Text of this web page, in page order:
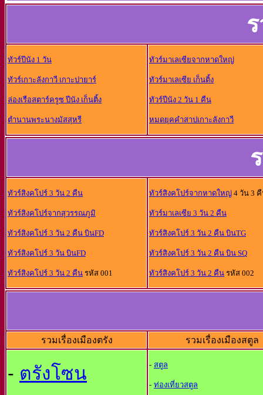
ทัวร์ปีนัง 1 วัน
ทัวร์เกาะลังกาวี เกาะปายาร์
ล่องเรือสตาร์ครูซ ปีนัง เก็นติ้ง
ตำนานพระนางมัสสุหรี
ทัวร์มาเลเซียจากหาดใหญ่
ทัวร์มาเลเซีย เก็นติ้ง
ทัวร์ปีนัง 2 วัน 1 คืน
หมดยุคคำสาปเกาะลังกาวี
ทัวร์สิงคโปร์ 3 วัน 2 คืน
ทัวร์สิงคโปร์จากสุวรรณภูมิ
ทัวร์สิงคโปร์ 3 วัน 2 คืน บินFD
ทัวร์สิงคโปร์ 3 วัน บินFD
ทัวร์สิงคโปร์ 3 วัน 2 คืน รหัส 001
ทัวร์สิงคโปร์จากหาดใหญ่ 4 วัน 3
ทัวร์มาเลเซีย 3 วัน 2 คืน
ทัวร์สิงคโปร์ 3 วัน 2 คืน บินTG
ทัวร์สิงคโปร์ 3 วัน 2 คืน บิน SQ
ทัวร์สิงคโปร์ 3 วัน 2 คืน รหัส 002
รวมเรื่องเมืองตรัง รวมเรื่องเมืองสตูล
- ตรังโซน
- สตูล
- ท่องเที่ยวสตูล